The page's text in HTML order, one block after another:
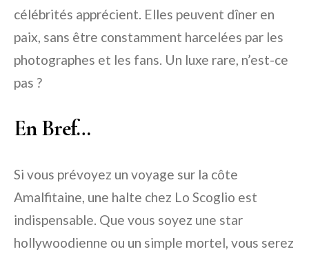
célébrités apprécient. Elles peuvent dîner en
paix, sans être constamment harcelées par les
photographes et les fans. Un luxe rare, n’est-ce
pas ?
En Bref…
Si vous prévoyez un voyage sur la côte
Amalfitaine, une halte chez Lo Scoglio est
indispensable. Que vous soyez une star
hollywoodienne ou un simple mortel, vous serez